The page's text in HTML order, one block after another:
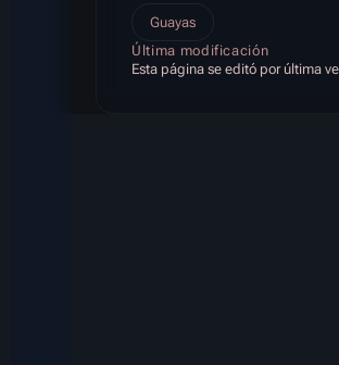
Guayas
Última modificación
Esta página se editó por última